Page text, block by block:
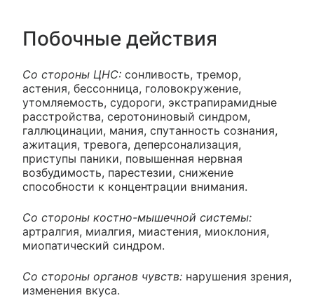
Побочные действия
Со стороны ЦНС: сонливость, тремор,
астения, бессонница, головокружение,
утомляемость, судороги, экстрапирамидные
расстройства, серотониновый синдром,
галлюцинации, мания, спутанность сознания,
ажитация, тревога, деперсонализация,
приступы паники, повышенная нервная
возбудимость, парестезии, снижение
способности к концентрации внимания.
Со стороны костно-мышечной системы:
артралгия, миалгия, миастения, миоклония,
миопатический синдром.
Со стороны органов чувств: нарушения зрения,
изменения вкуса.